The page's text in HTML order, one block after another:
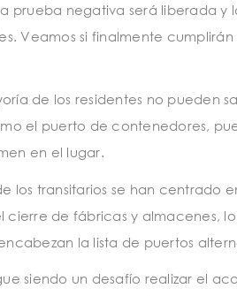
negativa será liberada y
Veamos si finalmente cumplirán
de los residentes no pueden
el puerto de contenedores,
en el lugar.
los transitarios se han centrado
de fábricas y almacenes,
la lista de puertos
siendo un desafío realizar el